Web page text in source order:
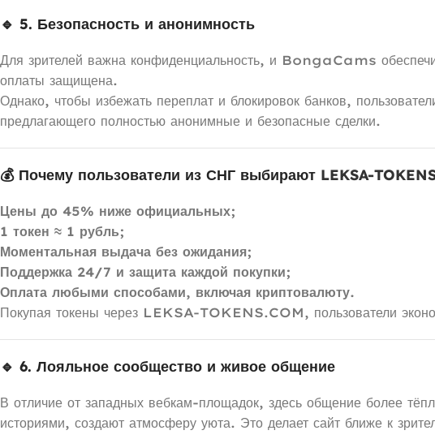
🔹 5. Безопасность и анонимность
Для зрителей важна конфиденциальность, и BongaCams
оплаты защищена.
Однако, чтобы избежать переплат и блокировок банков,
предлагающего полностью анонимные и безопасные сделки.
💰 Почему пользователи из СНГ выбирают LEKSA-
Цены до 45% ниже официальных;
1 токен ≈ 1 рубль;
Моментальная выдача без ожидания;
Поддержка 24/7 и защита каждой покупки;
Оплата любыми способами, включая криптовалюту.
Покупая токены через LEKSA-TOKENS.COM, пользователи
🔹 6. Лояльное сообщество и живое общение
В отличие от западных вебкам-площадок, здесь общение более
историями, создают атмосферу уюта. Это делает сайт ближе к